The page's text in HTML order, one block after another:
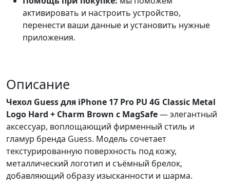
активировать и настроить устройство,
перенести ваши данные и установить нужные
приложения.
Описание
Чехол Guess для iPhone 17 Pro PU 4G Classic Metal
Logo Hard + Charm Brown с MagSafe— элегантный
аксессуар, воплощающий фирменный стиль и
гламур бренда Guess. Модель сочетает
текстурированную поверхность под кожу,
металлический логотип и съёмный брелок,
добавляющий образу изысканности и шарма.